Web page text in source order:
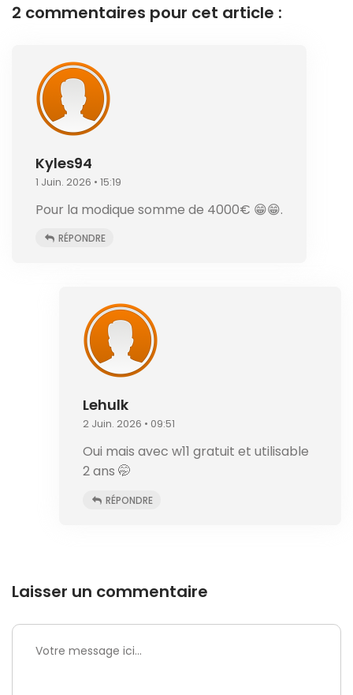
2 commentaires pour cet article :
Kyles94
1 Juin. 2026 • 15:19
Pour la modique somme de 4000€ 😁😁.
RÉPONDRE
Lehulk
2 Juin. 2026 • 09:51
Oui mais avec w11 gratuit et utilisable
2 ans 🤭
RÉPONDRE
Laisser un commentaire